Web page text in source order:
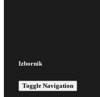
Izbornik
Toggle Navigation